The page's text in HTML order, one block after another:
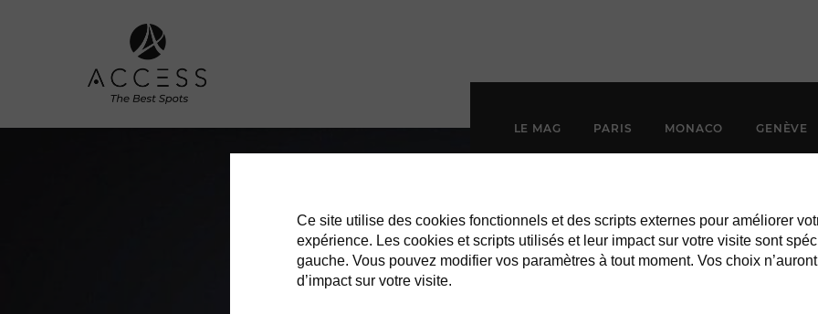
LE MAG PARIS MONACO GENÈVE
Ce site utilise des cookies fonctionnels et des scripts externes pour améliorer
expérience. Les cookies et scripts utilisés et leur impact sur votre visite sont
gauche. Vous pouvez modifier vos paramètres à tout moment. Vos choix
d’impact sur votre visite.